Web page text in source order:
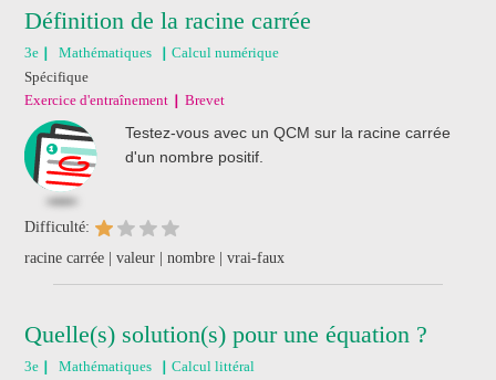
Définition de la racine carrée
3e Mathématiques
Calcul numérique
Spécifique
Exercice d'entraînement
Brevet
Testez-vous avec un QCM sur la racine carrée
d'un nombre positif.
Difficulté:
racine carrée | valeur | nombre | vrai-faux
Quelle(s) solution(s) pour une équation ?
3e Mathématiques
Calcul littéral